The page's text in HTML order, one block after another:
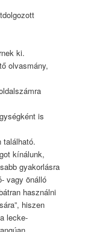
ki.
olvasmány,
is
található.
kínálunk,
gyakorlásra
vagy önálló
használni
hiszen
lecke-